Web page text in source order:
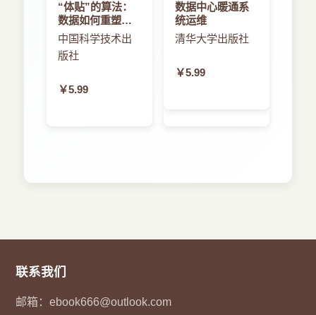
“体贴”的算法：
数据如何重塑生
活空间
中国科学技术出
版社
￥5.99
数据中心暖通系
统运维
清华大学出版社
￥5.99
联系我们
邮箱：ebook666@outlook.com